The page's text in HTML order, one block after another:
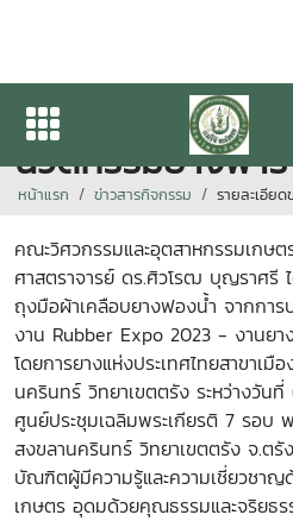
รางวัลชมเชยระ
นวัตกรรมยางพา
หน้าแรก ข่าวสารกิจกรรม รายละเอียด
คณะวิศวกรรมและอุตสาหกรรมเกษ
ศาสตราจารย์ ดร.ศิวโรฒ บุญราศรี
ถุงมือผ้าเคลือบยางฟองน้ำ จากการ
งาน Rubber Expo 2023 - งานยา
โดยการยางแห่งประเทศไทยสาขาเมื
นครินทร์ วิทยาเขตตรัง ระหว่างวั
ศูนย์ประชุมเฉลิมพระเกียรติ 7 รอบ
สงขลานครินทร์ วิทยาเขตตรัง จ.ตรัง
บัณฑิตผู้มีความรู้และความเชี่ยวชาญ
เกษตร อุดมด้วยคุณธรรมและจริยธร